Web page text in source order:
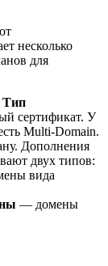
несколько
для
Тип
сертификат. У
Multi-Domain.
Дополнения
двух типов:
вида
— домены